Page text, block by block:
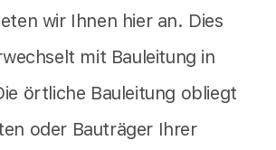
wir Ihnen hier an. Dies
mit Bauleitung in
örtliche Bauleitung obliegt
oder Bauträger Ihrer